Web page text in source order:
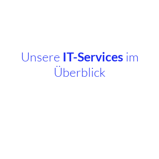
Unsere IT-Services im
Überblick